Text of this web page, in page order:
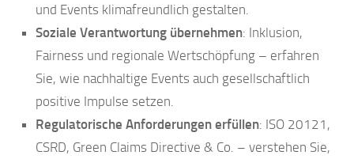
und Events klimafreundlich gestalten.
Soziale Verantwortung übernehmen: Inklusion,
Fairness und regionale Wertschöpfung – erfahren
Sie, wie nachhaltige Events auch gesellschaftlich
positive Impulse setzen.
Regulatorische Anforderungen erfüllen: ISO 20121,
CSRD, Green Claims Directive & Co. – verstehen Sie,